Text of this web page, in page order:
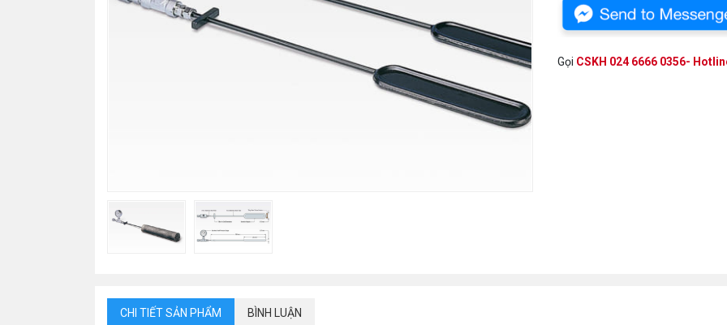
Gọi CSKH 024 6666 0356-
CHI TIẾT SẢN PHẨM BÌNH LUẬN